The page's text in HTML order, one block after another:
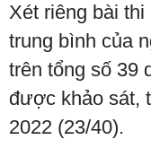
Xét riêng bài thi
trung bình của
trên tổng số 39
được khảo sát,
2022 (23/40).